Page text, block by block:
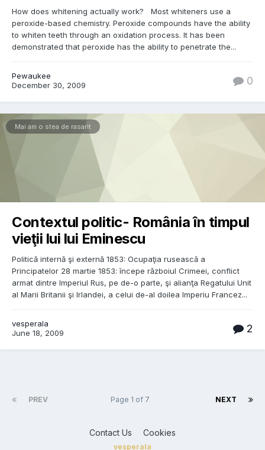
How does whitening actually work? Most whiteners use a
peroxide-based chemistry. Peroxide compounds have the ability
to whiten teeth through an oxidation process. It has been
demonstrated that peroxide has the ability to penetrate the...
Pewaukee
December 30, 2009
0
Mai am o stea de rasarit
Contextul politic- România în timpul
vieţii lui lui Eminescu
Politică internă şi externă 1853: Ocupaţia rusească a
Principatelor 28 martie 1853: începe războiul Crimeei, conflict
armat dintre Imperiul Rus, pe de-o parte, şi alianţa Regatului Unit
al Marii Britanii şi Irlandei, a celui de-al doilea Imperiu Francez...
vesperala
June 18, 2009
2
PREV NEXT
Page 1 of 7
Contact Us Cookies
vesperala